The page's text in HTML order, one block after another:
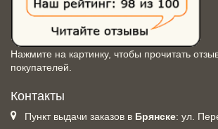
Нажмите на картинку, чтобы прочитать
покупателей.
Контакты
Пункт выдачи заказов в Брянске: ул.